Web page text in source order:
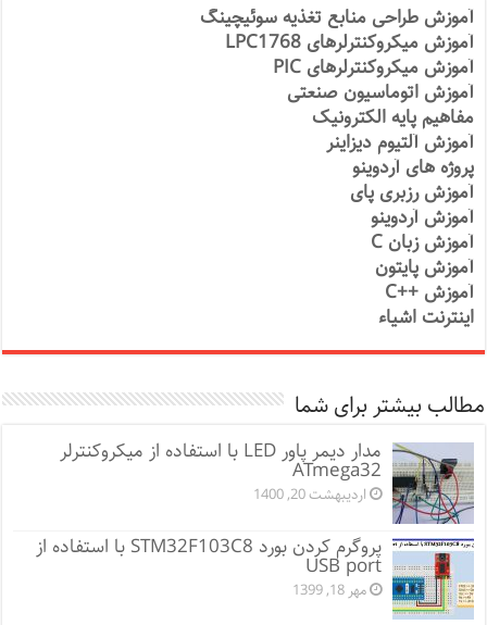
آموزش طراحی منابع تغذیه سوئیچینگ
آموزش میکروکنترلرهای LPC1768
آموزش میکروکنترلرهای PIC
آموزش اتوماسیون صنعتی
مفاهیم پایه الکترونیک
آموزش آلتیوم دیزاینر
پروژه های آردوینو
آموزش رزبری پای
آموزش آردوینو
آموزش زبان C
آموزش پایتون
آموزش ++C
اینترنت اشیاء
مطالب بیشتر برای شما
مدار دیمر پاور LED با استفاده از میکروکنترلر
ATmega32
اردیبهشت 20, 1400
پروگرم کردن بورد STM32F103C8 با استفاده از
USB port
مهر 18, 1399